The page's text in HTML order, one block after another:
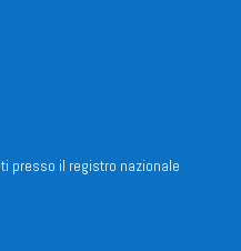
presso il registro nazionale